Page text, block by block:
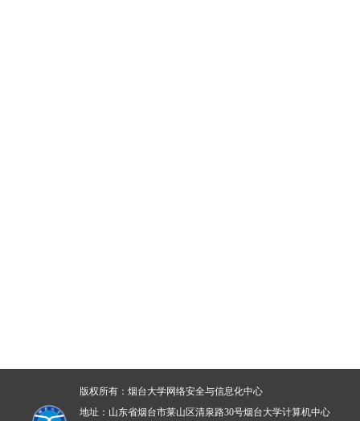
版权所有：烟台大学网络安全与信息化中心
地址：山东省烟台市莱山区清泉路30号烟台大学计算机中心